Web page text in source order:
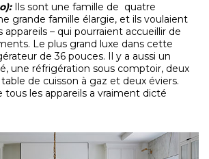
Ils sont une famille de quatre
grande famille élargie, et ils voulaient
appareils – qui pourraient accueillir de
Le plus grand luxe dans cette
de 36 pouces. Il y a aussi un
une réfrigération sous comptoir, deux
de cuisson à gaz et deux éviers.
tous les appareils a vraiment dicté